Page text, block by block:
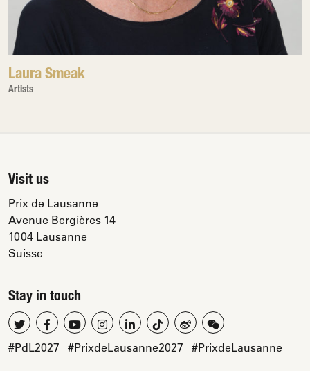
Laura Smeak
Artists
Visit us
Prix de Lausanne
Avenue Bergières 14
1004 Lausanne
Suisse
Stay in touch
#PdL2027 #PrixdeLausanne2027 #PrixdeLausanne